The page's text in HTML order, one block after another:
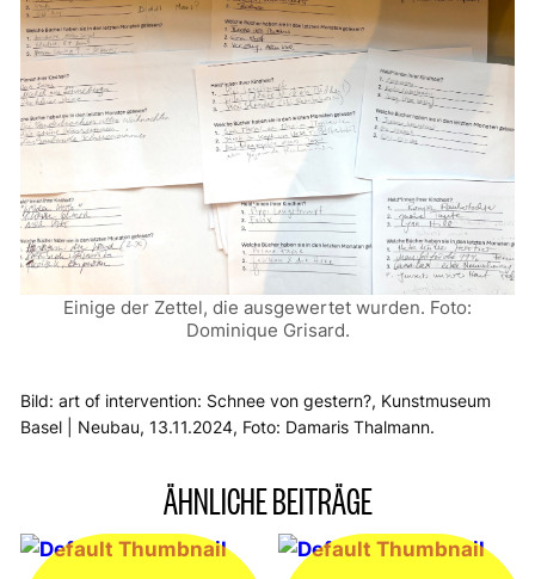
Einige der Zettel, die ausgewertet wurden. Foto:
Dominique Grisard.
Bild: art of intervention: Schnee von gestern?, Kunstmuseum
Basel | Neubau, 13.11.2024, Foto: Damaris Thalmann.
ÄHNLICHE BEITRÄGE